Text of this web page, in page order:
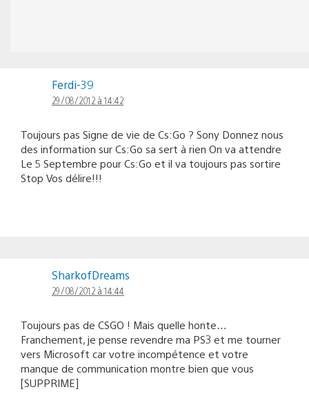
Ferdi-39
29/08/2012 à 14:42
Toujours pas Signe de vie de Cs:Go ? Sony Donnez nous
des information sur Cs:Go sa sert à rien On va attendre
Le 5 Septembre pour Cs:Go et il va toujours pas sortire
Stop Vos délire!!!
SharkofDreams
29/08/2012 à 14:44
Toujours pas de CSGO ! Mais quelle honte…
Franchement, je pense revendre ma PS3 et me tourner
vers Microsoft car votre incompétence et votre
manque de communication montre bien que vous
[SUPPRIME]